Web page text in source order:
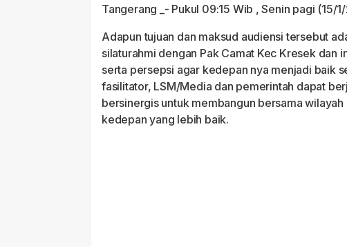
Tangerang _- Pukul 09:15 Wib , Senin pagi (15/
Adapun tujuan dan maksud audiensi tersebut
silaturahmi dengan Pak Camat Kec Kresek dan
serta persepsi agar kedepan nya menjadi baik
fasilitator, LSM/Media dan pemerintah dapat
bersinergis untuk membangun bersama
kedepan yang lebih baik.